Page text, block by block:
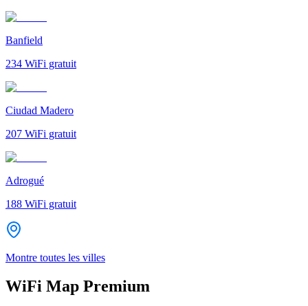
Banfield
234 WiFi gratuit
Ciudad Madero
207 WiFi gratuit
Adrogué
188 WiFi gratuit
Montre toutes les villes
WiFi Map Premium